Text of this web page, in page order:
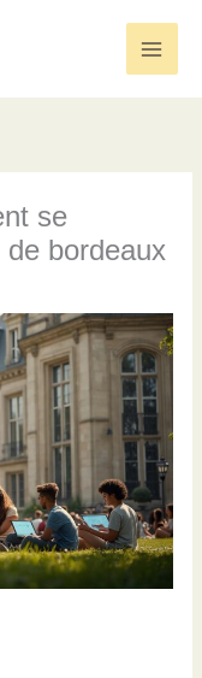
Main
se
bordeaux